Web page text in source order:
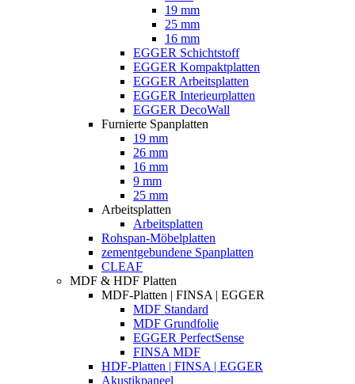
19 mm
25 mm
16 mm
EGGER Schichtstoff
EGGER Kompaktplatten
EGGER Arbeitsplatten
EGGER Interieurplatten
EGGER DecoWall
Furnierte Spanplatten
19 mm
26 mm
16 mm
9 mm
25 mm
Arbeitsplatten
Arbeitsplatten
Rohspan-Möbelplatten
zementgebundene Spanplatten
CLEAF
MDF & HDF Platten
MDF-Platten | FINSA | EGGER
MDF Standard
MDF Grundfolie
EGGER PerfectSense
FINSA MDF
HDF-Platten | FINSA | EGGER
Akustikpaneel